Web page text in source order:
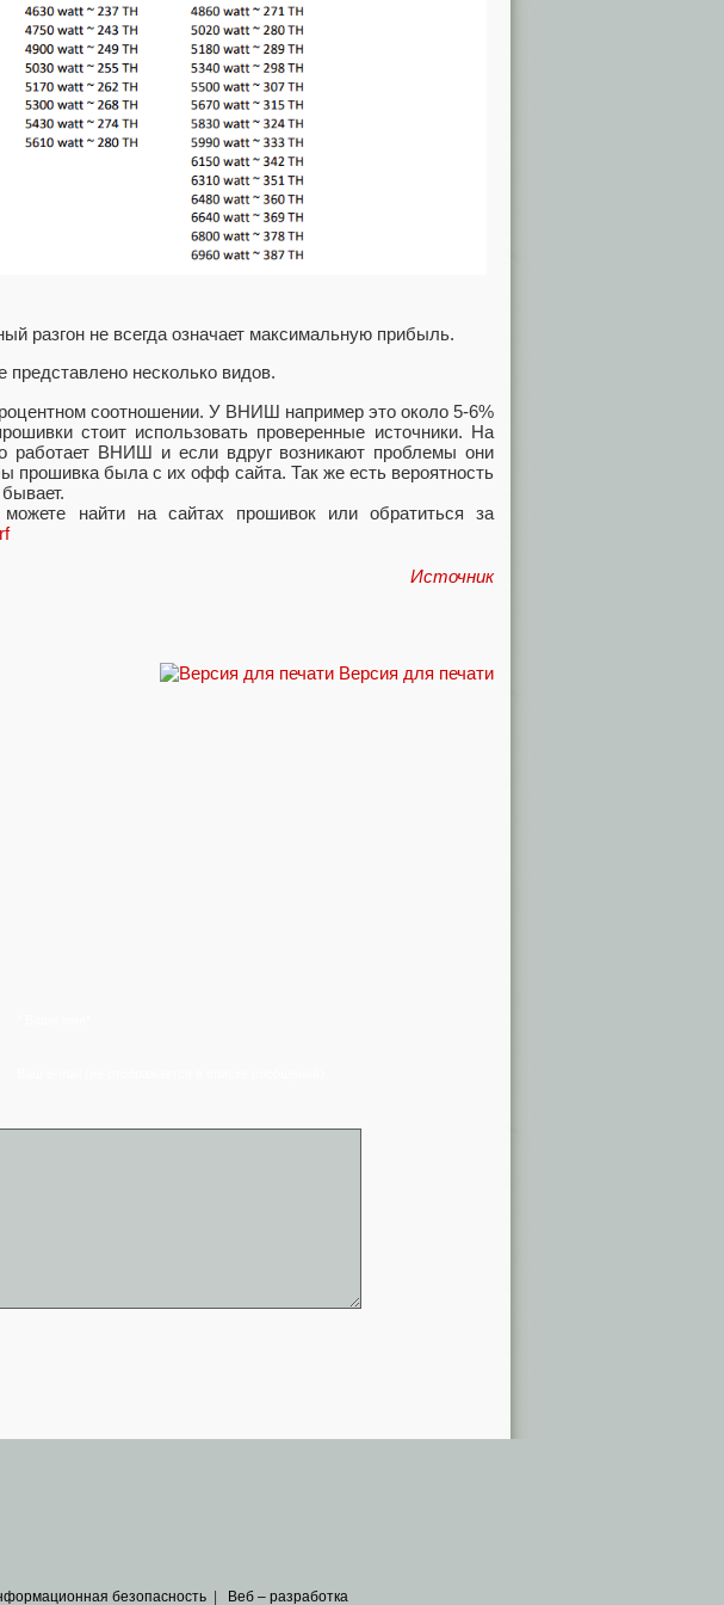
разгон не всегда означает максимальную прибыль.
несколько видов.
соотношении. У ВНИШ например это около 5-6%
стоит использовать проверенные источники. На
работает ВНИШ и если вдруг возникают проблемы они
прошивка была с их офф сайта. Так же есть вероятность
найти на сайтах прошивок или обратиться за
Источник
Версия для печати
безопасность Веб – разработка